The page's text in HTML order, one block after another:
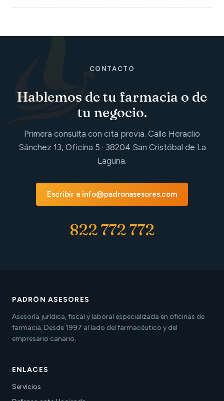
CONTACTO
Hablemos de tu farmacia o de
tu negocio.
Primera consulta con cita previa. Calle Heraclio
Sánchez 13, Oficina 5 · 38204 San Cristóbal de La
Laguna.
Escribir a info@padronasesores.com
822 772 772
PADRÓN ASESORES
Asesoría jurídica, fiscal y laboral especializada en oficinas de
farmacia. Desde 1997 al lado del farmacéutico y del
empresario canario.
ENLACES
Servicios